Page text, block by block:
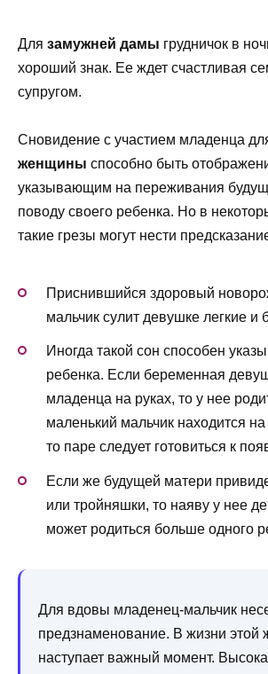
Для замужней дамы грудничок в
хороший знак. Ее ждет счастливая
супругом.
Сновидение с участием младенца
женщины способно быть
указывающим на переживания
поводу своего ребенка. Но в
такие грезы могут нести
Приснившийся здоровый
мальчик сулит девушке легкие
Иногда такой сон способен
ребенка. Если беременная
младенца на руках, то у нее
маленький мальчик находится
то паре следует готовиться к
Если же будущей матери
или тройняшки, то наяву у нее
может родиться больше одного
Для вдовы младенец-мальчик
предзнаменование. В жизни
наступает важный момент.